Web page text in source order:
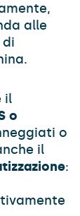
alle
di
il
o
o
il
: